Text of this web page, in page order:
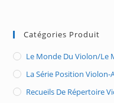
Catégories Produit
Le Monde Du Violon/Le
La Série Position Violon-
Recueils De Répertoire